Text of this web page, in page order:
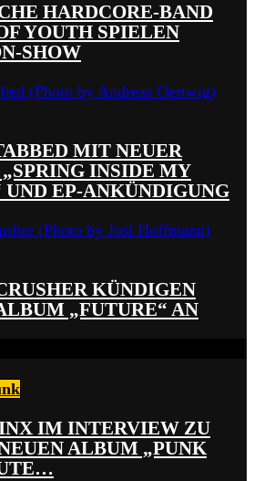
HARDCORE-BAND
YOUTH SPIELEN
SHOW
MIT NEUER
INSIDE MY
UND EP-ANKÜNDIGUNG
KÜNDIGEN
„FUTURE“ AN
IM INTERVIEW ZU
ALBUM „PUNK